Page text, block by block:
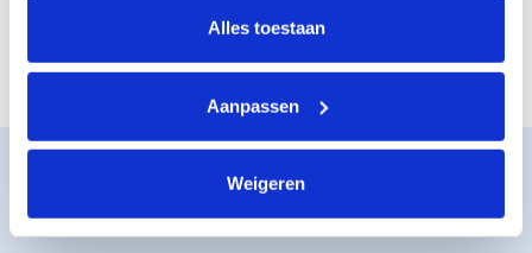
lijst met cookies is te vinden in het tabblad “details”.
Alles toestaan
Aanpassen
Weigeren
Zo werkt het